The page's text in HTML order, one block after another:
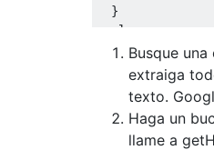
}
else
return FALSE
Busque
extraiga
texto.
Haga un
llame a